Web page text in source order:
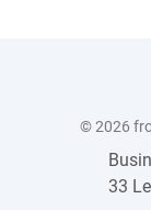
© 2026
33